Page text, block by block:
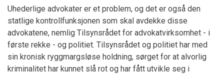
Uhederlige advokater er et problem, og det er også den
statlige kontrollfunksjonen som skal avdekke disse
advokatene, nemlig Tilsynsrådet for advokatvirksomhet - i
første rekke - og politiet. Tilsynsrådet og politiet har med
sin kronisk ryggmargsløse holdning, sørget for at alvorlig
kriminalitet har kunnet slå rot og har fått utvikle seg i